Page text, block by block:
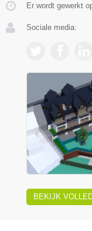
Er wordt gewerkt
Sociale media:
BEKIJK